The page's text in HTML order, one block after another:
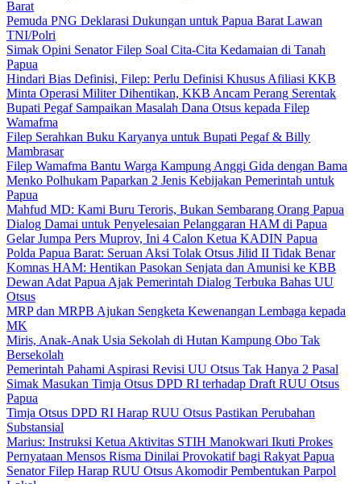
Barat
Pemuda PNG Deklarasi Dukungan untuk Papua Barat Lawan
TNI/Polri
Simak Opini Senator Filep Soal Cita-Cita Kedamaian di Tanah
Papua
Hindari Bias Definisi, Filep: Perlu Definisi Khusus Afiliasi KKB
Minta Operasi Militer Dihentikan, KKB Ancam Perang Serentak
Bupati Pegaf Sampaikan Masalah Dana Otsus kepada Filep
Wamafma
Filep Serahkan Buku Karyanya untuk Bupati Pegaf & Billy
Mambrasar
Filep Wamafma Bantu Warga Kampung Anggi Gida dengan Bama
Menko Polhukam Paparkan 2 Jenis Kebijakan Pemerintah untuk
Papua
Mahfud MD: Kami Buru Teroris, Bukan Sembarang Orang Papua
Dialog Damai untuk Penyelesaian Pelanggaran HAM di Papua
Gelar Jumpa Pers Muprov, Ini 4 Calon Ketua KADIN Papua
Polda Papua Barat: Seruan Aksi Tolak Otsus Jilid II Tidak Benar
Komnas HAM: Hentikan Pasokan Senjata dan Amunisi ke KBB
Dewan Adat Papua Ajak Pemerintah Dialog Terbuka Bahas UU
Otsus
MRP dan MRPB Ajukan Sengketa Kewenangan Lembaga kepada
MK
Miris, Anak-Anak Usia Sekolah di Hutan Kampung Obo Tak
Bersekolah
Pemerintah Pahami Aspirasi Revisi UU Otsus Tak Hanya 2 Pasal
Simak Masukan Timja Otsus DPD RI terhadap Draft RUU Otsus
Papua
Timja Otsus DPD RI Harap RUU Otsus Pastikan Perubahan
Substansial
Marius: Instruksi Ketua Aktivitas STIH Manokwari Ikuti Prokes
Pernyataan Mensos Risma Dinilai Provokatif bagi Rakyat Papua
Senator Filep Harap RUU Otsus Akomodir Pembentukan Parpol